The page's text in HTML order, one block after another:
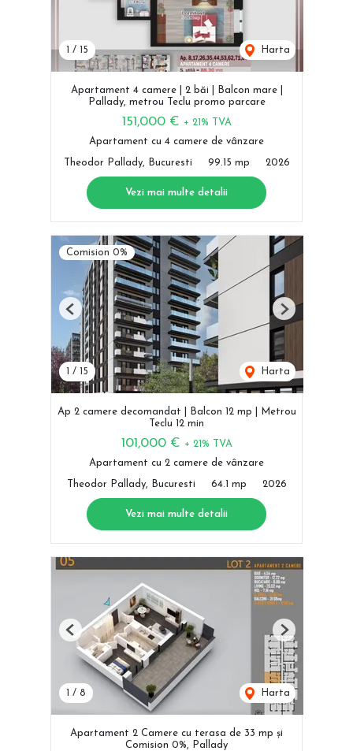
/ 15 Harta
Apartament 4 camere | 2 băi | Balcon mare |
Pallady, metrou Teclu promo parcare
151,000 € + 21% TVA
Apartament cu 4 camere de vânzare
Theodor Pallady, Bucuresti 99.15 mp 2026
Vezi mai multe detalii
Comision 0%
/ 15 Harta
Previous Next
Ap 2 camere decomandat | Balcon 12 mp | Metrou
Teclu 12 min
101,000 € + 21% TVA
Apartament cu 2 camere de vânzare
Theodor Pallady, Bucuresti 64.1 mp 2026
Vezi mai multe detalii
1 / 8 Harta
Previous Next
Apartament 2 Camere cu terasa de 33 mp și
Comision 0%, Pallady